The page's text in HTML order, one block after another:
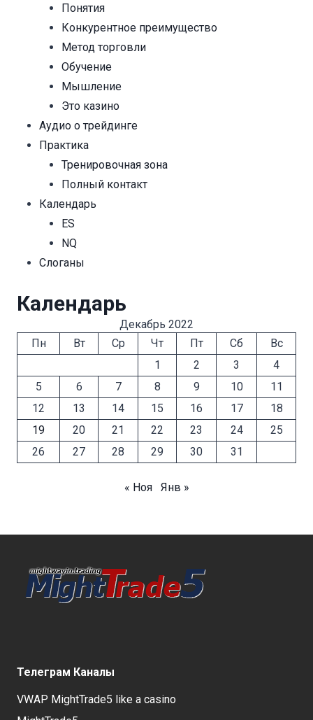
Понятия
Конкурентное преимущество
Метод торговли
Обучение
Мышление
Это казино
Аудио о трейдинге
Практика
Тренировочная зона
Полный контакт
Календарь
ES
NQ
Cлоганы
Календарь
Декабрь 2022
Пн
Вт Ср Чт Пт Сб
Вс
1
2 3
4
5
6 7 8 9 10
11
12
13 14 15 16 17
18
19
20 21 22 23 24
25
26
27 28 29 30 31
« Ноя Янв »
Телеграм Каналы
VWAP MightTrade5 like a casino